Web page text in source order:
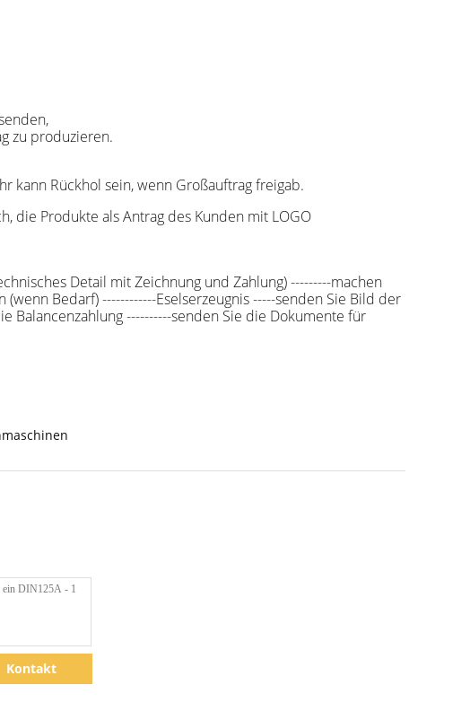
zu produzieren.
kann Rückhol sein, wenn Großauftrag freigab.
die Produkte als Antrag des Kunden mit LOGO
Detail mit Zeichnung und Zahlung) ---------machen
Bedarf) ------------Eselserzeugnis -----senden Sie Bild der
Balancenzahlung ----------senden Sie die Dokumente für
Kontakt